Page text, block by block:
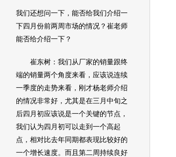
我们还想问一下，能否给我们介绍一
下四月份前两周市场的情况？崔老师
能否给介绍一下？
崔东树：我们从厂家的销量跟终
端的销量两个角度来看，应该说连续
一季度的走势来看，刚才杨老师介绍
的情况非常好，尤其是在三月中旬之
后四月初应该说是一个关键的节点，
我们认为四月初可以走到一个高起
点，相对比去年同期都表现比较好的
一个增长速度。而且第二周持续良好